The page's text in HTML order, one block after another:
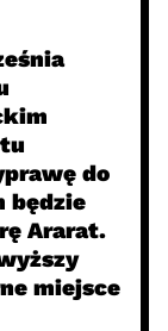
do
będzie
Ararat.
miejsce